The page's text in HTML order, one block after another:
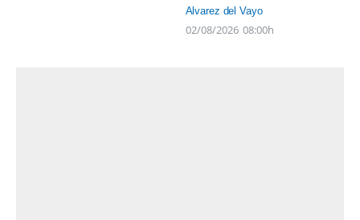
Alvarez del Vayo
02/08/2026 08:00h